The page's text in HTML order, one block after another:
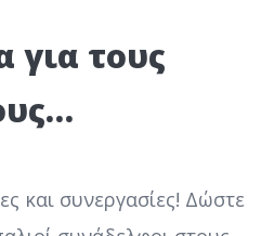
για τους
και συνεργασίες! Δώστε